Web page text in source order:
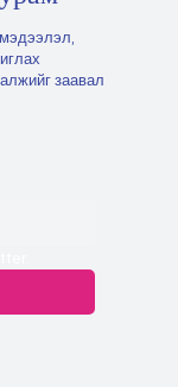
заавал